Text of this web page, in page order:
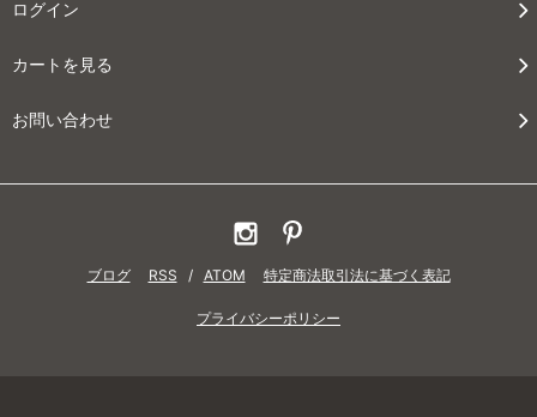
ログイン
カートを見る
お問い合わせ
ブログ RSS / ATOM 特定商法取引法に基づく表記
プライバシーポリシー